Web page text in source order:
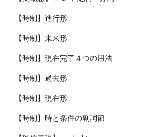
【時制】進行形
【時制】未来形
【時制】現在完了４つの用法
【時制】過去形
【時制】現在形
【時制】時と条件の副詞節